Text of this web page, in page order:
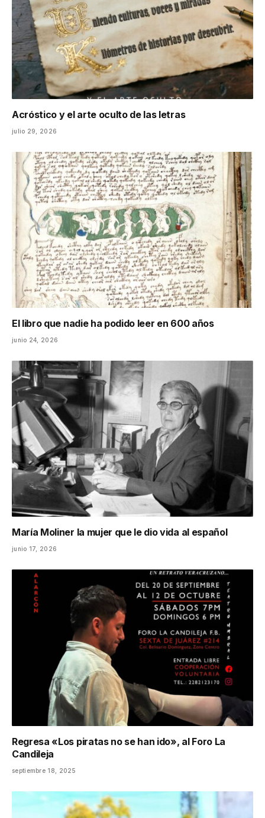
Acróstico y el arte oculto de las letras
julio 29, 2026
El libro que nadie ha podido leer en 600 años
junio 24, 2026
María Moliner la mujer que le dio vida al español
junio 17, 2026
Regresa «Los piratas no se han ido», al Foro La
Candileja
septiembre 18, 2025